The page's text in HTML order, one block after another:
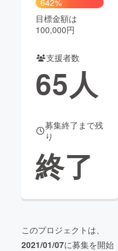
ya コミュニティ
642%
目標金額は
100,000円
支援者数
65人
募集終了まで残
り
終了
このプロジェクトは、
2021/01/07に募集を開始